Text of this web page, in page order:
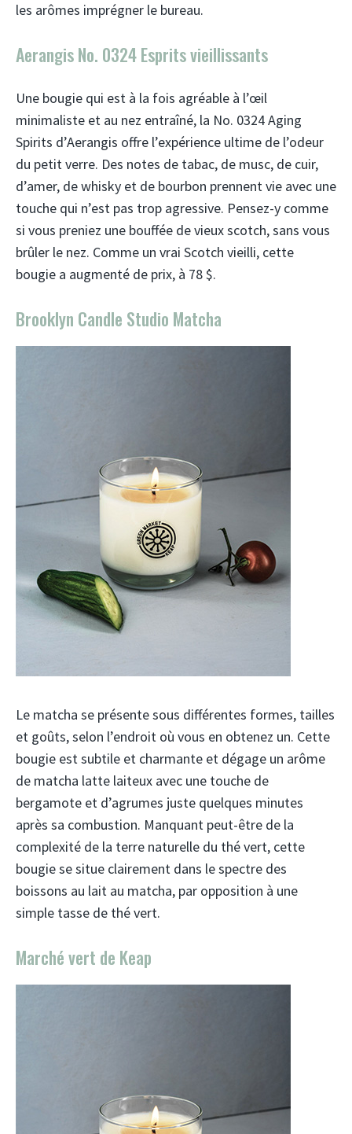
les arômes imprégner le bureau.
Aerangis No. 0324 Esprits vieillissants
Une bougie qui est à la fois agréable à l’œil
minimaliste et au nez entraîné, la No. 0324 Aging
Spirits d’Aerangis offre l’expérience ultime de l’odeur
du petit verre. Des notes de tabac, de musc, de cuir,
d’amer, de whisky et de bourbon prennent vie avec une
touche qui n’est pas trop agressive. Pensez-y comme
si vous preniez une bouffée de vieux scotch, sans vous
brûler le nez. Comme un vrai Scotch vieilli, cette
bougie a augmenté de prix, à 78 $.
Brooklyn Candle Studio Matcha
Le matcha se présente sous différentes formes, tailles
et goûts, selon l’endroit où vous en obtenez un. Cette
bougie est subtile et charmante et dégage un arôme
de matcha latte laiteux avec une touche de
bergamote et d’agrumes juste quelques minutes
après sa combustion. Manquant peut-être de la
complexité de la terre naturelle du thé vert, cette
bougie se situe clairement dans le spectre des
boissons au lait au matcha, par opposition à une
simple tasse de thé vert.
Marché vert de Keap